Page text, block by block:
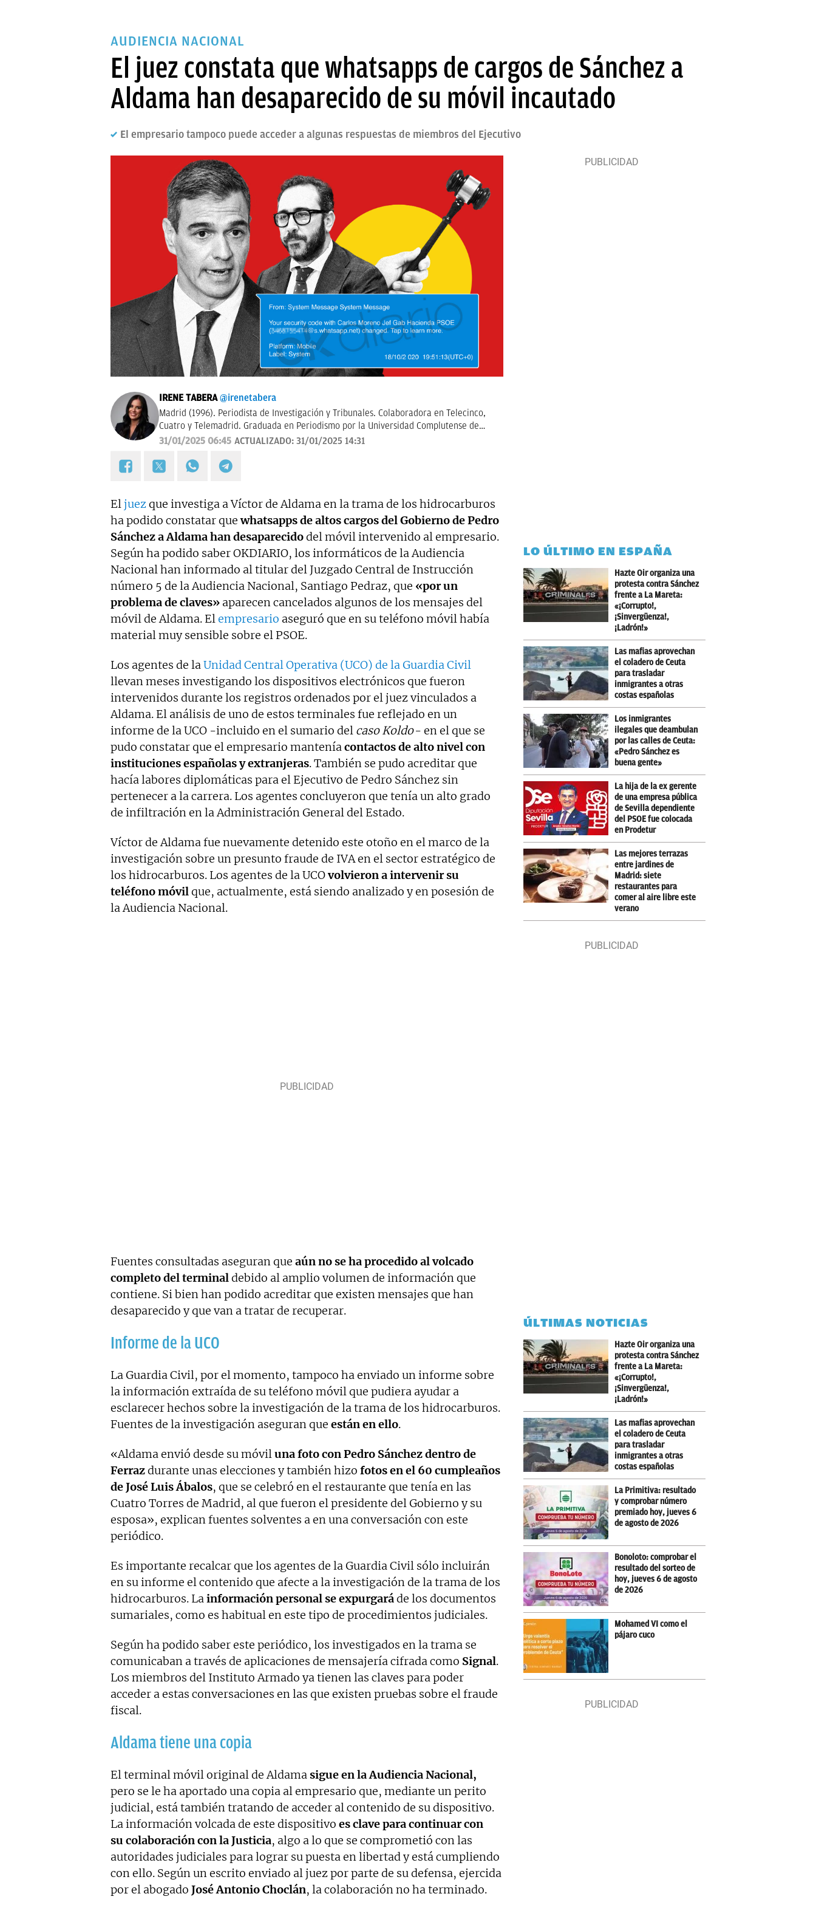
AUDIENCIA NACIONAL
El juez constata que whatsapps de cargos de Sánchez a
Aldama han desaparecido de su móvil incautado
El empresario tampoco puede acceder a algunas respuestas de miembros del Ejecutivo
IRENE TABERA @irenetabera
Madrid (1996). Periodista de Investigación y Tribunales. Colaboradora en Telecinco,
Cuatro y Telemadrid. Graduada en Periodismo por la Universidad Complutense de
Madrid y máster en Televisión por la Universidad Católica de Milán. Anteriormente
31/01/2025 06:45 ACTUALIZADO: 31/01/2025 14:31
Eljuezque investiga a Víctor de Aldama en la trama de los hidrocarburos
ha podido constatar quewhatsapps de altos cargos del Gobierno de Pedro
Sánchez a Aldama han desaparecidodel móvil intervenido al empresario.
Según ha podido saber OKDIARIO, los informáticos de la Audiencia
Nacional han informado al titular del Juzgado Central de Instrucción
número 5 de la Audiencia Nacional, Santiago Pedraz, que «por un
problema de claves» aparecen cancelados algunos de los mensajes del
móvil de Aldama. Elempresario aseguró que en su teléfono móvil había
material muy sensible sobre el PSOE.
Los agentes de laUnidad Central Operativa (UCO) de la Guardia Civil
llevan meses investigando los dispositivos electrónicos que fueron
intervenidos durante los registros ordenados por el juez vinculados a
Aldama. El análisis de uno de estos terminales fue reflejado en un
informe de la UCO -incluido en el sumario del caso Koldo- en el que se
pudo constatar que el empresario manteníacontactos de alto nivel con
instituciones españolas y extranjeras. También se pudo acreditar que
hacía labores diplomáticas para el Ejecutivo de Pedro Sánchez sin
pertenecer a la carrera. Los agentes concluyeron que tenía un alto grado
de infiltración en la Administración General del Estado.
Víctor de Aldama fue nuevamente detenido este otoño en el marco de la
investigación sobre un presunto fraude de IVA en el sector estratégico de
los hidrocarburos. Los agentes de la UCOvolvieron a intervenir su
teléfono móvilque, actualmente, está siendo analizado y en posesión de
la Audiencia Nacional.
Fuentes consultadas aseguran que aún no se ha procedido al volcado
completo del terminaldebido al amplio volumen de información que
contiene. Si bien han podido acreditar que existen mensajes que han
desaparecido y que van a tratar de recuperar.
Informe de la UCO
La Guardia Civil, por el momento, tampoco ha enviado un informe sobre
la información extraída de su teléfono móvil que pudiera ayudar a
esclarecer hechos sobre la investigación de la trama de los hidrocarburos.
Fuentes de la investigación aseguran que están en ello.
«Aldama envió desde su móviluna foto con Pedro Sánchez dentro de
Ferrazdurante unas elecciones y también hizo fotos en el 60 cumpleaños
de José Luis Ábalos, que se celebró en el restaurante que tenía en las
Cuatro Torres de Madrid, al que fueron el presidente del Gobierno y su
esposa», explican fuentes solventes a en una conversación con este
periódico.
Es importante recalcar que los agentes de la Guardia Civil sólo incluirán
en su informe el contenido que afecte a la investigación de la trama de los
hidrocarburos. Lainformación personal se expurgaráde los documentos
sumariales, como es habitual en este tipo de procedimientos judiciales.
Según ha podido saber este periódico, los investigados en la trama se
comunicaban a través de aplicaciones de mensajería cifrada como Signal.
Los miembros del Instituto Armado ya tienen las claves para poder
acceder a estas conversaciones en las que existen pruebas sobre el fraude
fiscal.
Aldama tiene una copia
El terminal móvil original de Aldamasigue en la Audiencia Nacional,
pero se le ha aportado una copia al empresario que, mediante un perito
judicial, está también tratando de acceder al contenido de su dispositivo.
La información volcada de este dispositivo es clave para continuar con
su colaboración con la Justicia, algo a lo que se comprometió con las
autoridades judiciales para lograr su puesta en libertad y está cumpliendo
con ello. Según un escrito enviado al juez por parte de su defensa, ejercida
por el abogado José Antonio Choclán, la colaboración no ha terminado.
LO ÚLTIMO EN ESPAÑA
Hazte Oir organiza una
protesta contra Sánchez
frente a La Mareta:
«¡Corrupto!,
¡Sinvergüenza!,
¡Ladrón!»
Las mafias aprovechan
el coladero de Ceuta
para trasladar
inmigrantes a otras
costas españolas
Los inmigrantes
ilegales que deambulan
por las calles de Ceuta:
«Pedro Sánchez es
buena gente»
La hija de la ex gerente
de una empresa pública
de Sevilla dependiente
del PSOE fue colocada
en Prodetur
Las mejores terrazas
entre jardines de
Madrid: siete
restaurantes para
comer al aire libre este
verano
ÚLTIMAS NOTICIAS
Hazte Oir organiza una
protesta contra Sánchez
frente a La Mareta:
«¡Corrupto!,
¡Sinvergüenza!,
¡Ladrón!»
Las mafias aprovechan
el coladero de Ceuta
para trasladar
inmigrantes a otras
costas españolas
La Primitiva: resultado
y comprobar número
premiado hoy, jueves 6
de agosto de 2026
Bonoloto: comprobar el
resultado del sorteo de
hoy, jueves 6 de agosto
de 2026
Mohamed VI como el
pájaro cuco